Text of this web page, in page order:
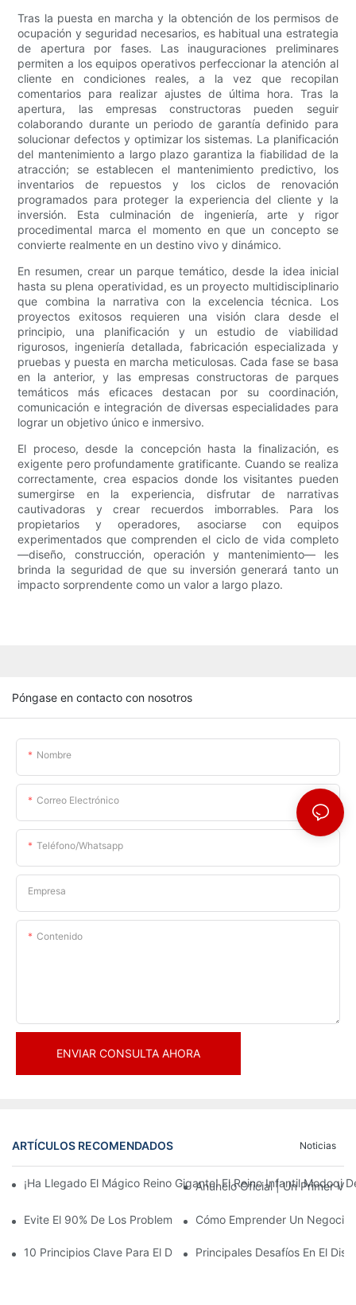
Tras la puesta en marcha y la obtención de los permisos de
ocupación y seguridad necesarios, es habitual una estrategia
de apertura por fases. Las inauguraciones preliminares
permiten a los equipos operativos perfeccionar la atención al
cliente en condiciones reales, a la vez que recopilan
comentarios para realizar ajustes de última hora. Tras la
apertura, las empresas constructoras pueden seguir
colaborando durante un periodo de garantía definido para
solucionar defectos y optimizar los sistemas. La planificación
del mantenimiento a largo plazo garantiza la fiabilidad de la
atracción; se establecen el mantenimiento predictivo, los
inventarios de repuestos y los ciclos de renovación
programados para proteger la experiencia del cliente y la
inversión. Esta culminación de ingeniería, arte y rigor
procedimental marca el momento en que un concepto se
convierte realmente en un destino vivo y dinámico.
En resumen, crear un parque temático, desde la idea inicial
hasta su plena operatividad, es un proyecto multidisciplinario
que combina la narrativa con la excelencia técnica. Los
proyectos exitosos requieren una visión clara desde el
principio, una planificación y un estudio de viabilidad
rigurosos, ingeniería detallada, fabricación especializada y
pruebas y puesta en marcha meticulosas. Cada fase se basa
en la anterior, y las empresas constructoras de parques
temáticos más eficaces destacan por su coordinación,
comunicación e integración de diversas especialidades para
lograr un objetivo único e inmersivo.
El proceso, desde la concepción hasta la finalización, es
exigente pero profundamente gratificante. Cuando se realiza
correctamente, crea espacios donde los visitantes pueden
sumergirse en la experiencia, disfrutar de narrativas
cautivadoras y crear recuerdos imborrables. Para los
propietarios y operadores, asociarse con equipos
experimentados que comprenden el ciclo de vida completo
—diseño, construcción, operación y mantenimiento— les
brinda la seguridad de que su inversión generará tanto un
impacto sorprendente como un valor a largo plazo.
Póngase en contacto con nosotros
Nombre
Correo Electrónico
Teléfono/whatsapp
Empresa
Contenido
ENVIAR CONSULTA AHORA
ARTÍCULOS RECOMENDADOS Noticias
¡Ha Llegado El Mágico Reino Gigante! El Reino Infantil Modoqi
Anuncio Oficial | Un Primer
Evite El 90% De Los Problemas: Al Invertir En Un Centro
Cómo Emprender Un Negocio
10 Principios Clave Para El Diseño Exitoso De Un Parque
Principales Desafíos En El